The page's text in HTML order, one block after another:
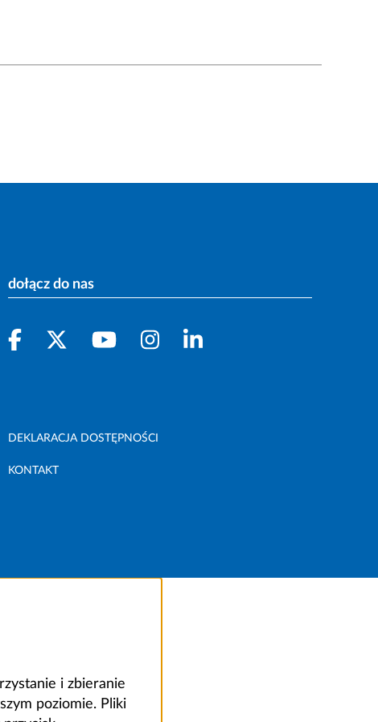
dołącz do nas
DEKLARACJA DOSTĘPNOŚCI
KONTAKT
i zbieranie
poziomie. Pliki